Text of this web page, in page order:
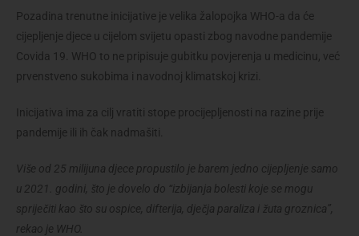
Pozadina trenutne inicijative je velika žalopojka WHO-a da će
cijepljenje djece u cijelom svijetu opasti zbog navodne pandemije
Covida 19. WHO to ne pripisuje gubitku povjerenja u medicinu, već
prvenstveno sukobima i navodnoj klimatskoj krizi.
Inicijativa ima za cilj vratiti stope procijepljenosti na razine prije
pandemije ili ih čak nadmašiti.
Više od 25 milijuna djece propustilo je barem jedno cijepljenje samo
u 2021. godini, što je dovelo do “izbijanja bolesti koje se mogu
spriječiti kao što su ospice, difterija, dječja paraliza i žuta groznica”,
rekao je WHO.